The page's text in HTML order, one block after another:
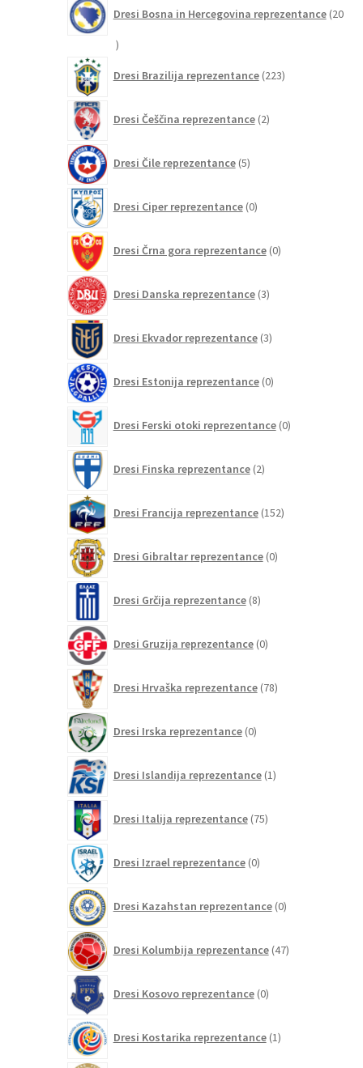
Dresi Bosna in Hercegovina reprezentance 20
20
Dresi Brazilija reprezentance 223izdelkov
Dresi Češčina reprezentance 2izdelka
Dresi Čile reprezentance 5izdelkov
Dresi Ciper reprezentance 0izdelkov
Dresi Črna gora reprezentance 0izdelkov
Dresi Danska reprezentance 3izdelki
Dresi Ekvador reprezentance 3izdelki
Dresi Estonija reprezentance 0izdelkov
Dresi Ferski otoki reprezentance 0izdelkov
Dresi Finska reprezentance 2izdelka
Dresi Francija reprezentance 152izdelkov
Dresi Gibraltar reprezentance 0izdelkov
Dresi Grčija reprezentance 8izdelkov
Dresi Gruzija reprezentance 0izdelkov
Dresi Hrvaška reprezentance 78izdelkov
Dresi Irska reprezentance 0izdelkov
Dresi Islandija reprezentance 1izdelek
Dresi Italija reprezentance 75izdelkov
Dresi Izrael reprezentance 0izdelkov
Dresi Kazahstan reprezentance 0izdelkov
Dresi Kolumbija reprezentance 47izdelkov
Dresi Kosovo reprezentance 0izdelkov
Dresi Kostarika reprezentance 1izdelek